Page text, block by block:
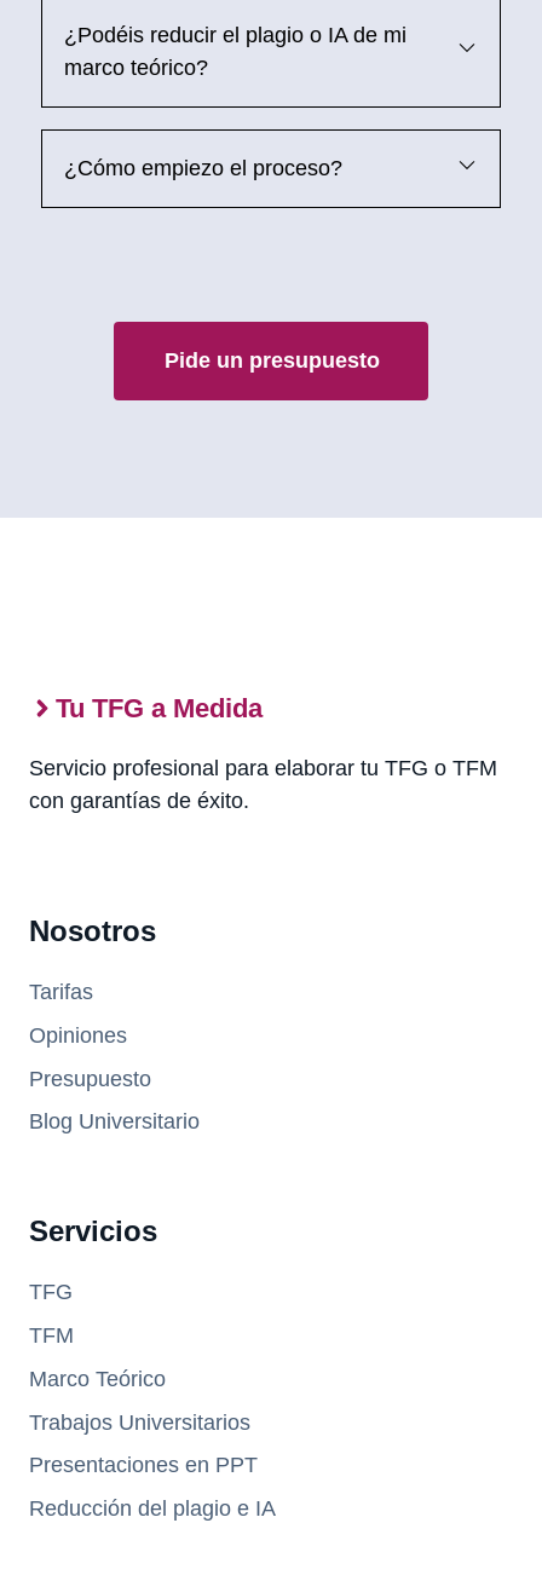
¿Podéis reducir el plagio o IA de mi
marco teórico?
¿Cómo empiezo el proceso?
Pide un presupuesto
Tu TFG a Medida
Servicio profesional para elaborar tu TFG o TFM
con garantías de éxito.
Nosotros
Tarifas
Opiniones
Presupuesto
Blog Universitario
Servicios
TFG
TFM
Marco Teórico
Trabajos Universitarios
Presentaciones en PPT
Reducción del plagio e IA